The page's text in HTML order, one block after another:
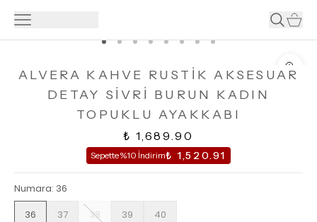
ALVERA KAHVE RUSTİK AKSESUAR
DETAY SİVRİ BURUN KADIN
TOPUKLU AYAKKABI
₺ 1,689.90
Sepette %10 İndirim₺ 1,520.91
Numara: 36
36
37 38 39 40